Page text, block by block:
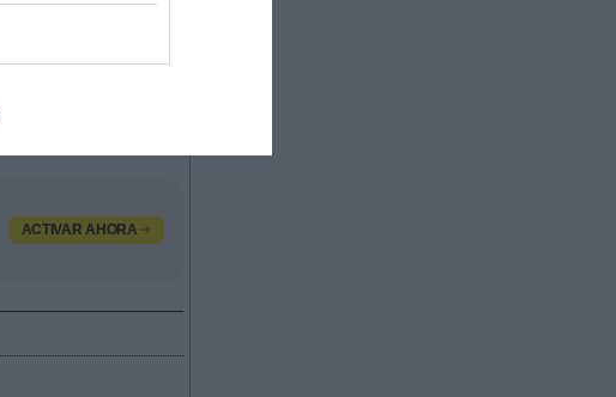
también
Godó. También
Open en
femeninas
ACTIVAR AHORA